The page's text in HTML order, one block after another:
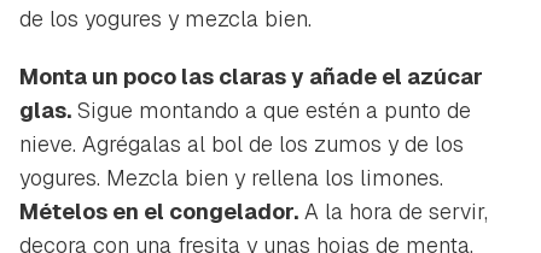
INICIAR SESIÓN
de los yogures y mezcla bien.
Monta un poco las claras y añade el azúcar
glas. Sigue montando a que estén a punto de
nieve. Agrégalas al bol de los zumos y de los
yogures. Mezcla bien y rellena los limones.
Mételos en el congelador. A la hora de servir,
decora con una fresita y unas hojas de menta.
ACEPTAR